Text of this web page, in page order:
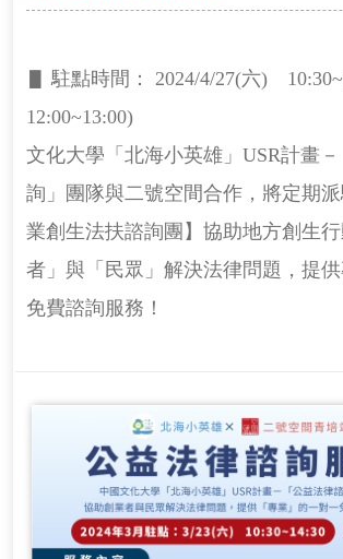
▋ 駐點時間： 2024/4/27(六)
12:00~13:00)
文化大學「北海小英雄」USR計畫
詢」團隊與二號空間合作，將定期
業創生法扶諮詢團】協助地方創生
者」與「民眾」解決法律問題，提
免費諮詢服務！